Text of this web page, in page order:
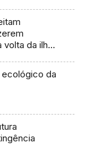
da ilha
da